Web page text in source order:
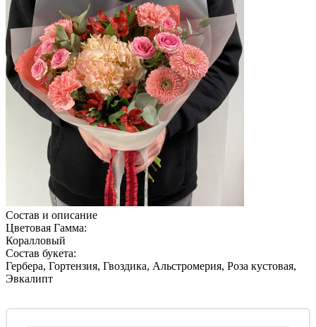
Состав и описание
Цветовая Гамма:
Коралловый
Состав букета:
Гербера, Гортензия, Гвоздика, Альстромерия, Роза кустовая,
Эвкалипт